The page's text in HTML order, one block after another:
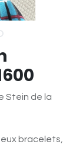
Stein de la
bracelets,